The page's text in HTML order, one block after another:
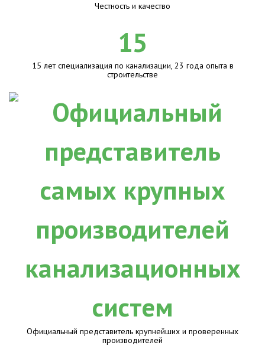
Честность и качество
15
15 лет специализация по канализации, 23 года опыта в
строительстве
Официальный представитель крупнейших и проверенных
производителей